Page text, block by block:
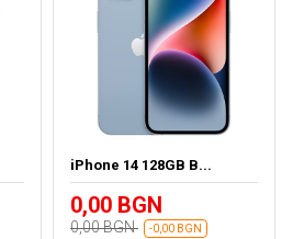
iPhone 14 128GB B...
0,00 BGN
0,00 BGN -0,00 BGN